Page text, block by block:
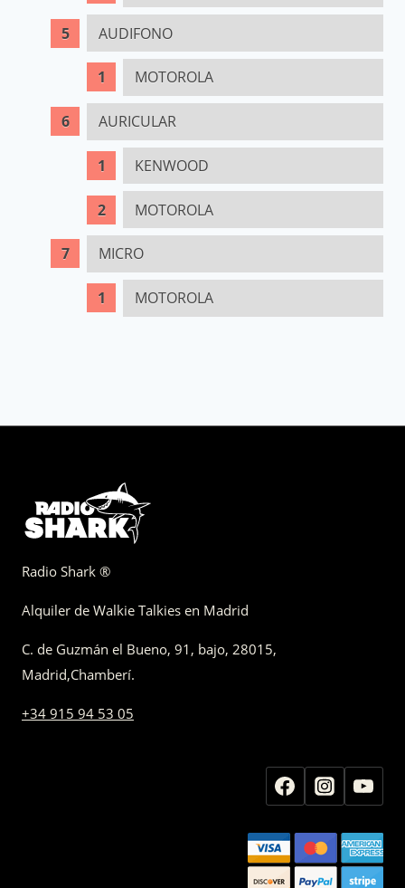
AUDIFONO
MOTOROLA
AURICULAR
KENWOOD
MOTOROLA
MICRO
MOTOROLA
Radio Shark ®
Alquiler de Walkie Talkies en Madrid
C. de Guzmán el Bueno, 91, bajo, 28015,
Madrid,Chamberí.
+34 915 94 53 05